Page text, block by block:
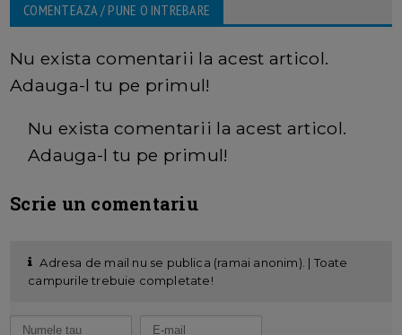
COMENTEAZA / PUNE O INTREBARE
Nu exista comentarii la acest articol.
Adauga-l tu pe primul!
Nu exista comentarii la acest articol.
Adauga-l tu pe primul!
Scrie un comentariu
Adresa de mail nu se publica (ramai anonim). | Toate
campurile trebuie completate!